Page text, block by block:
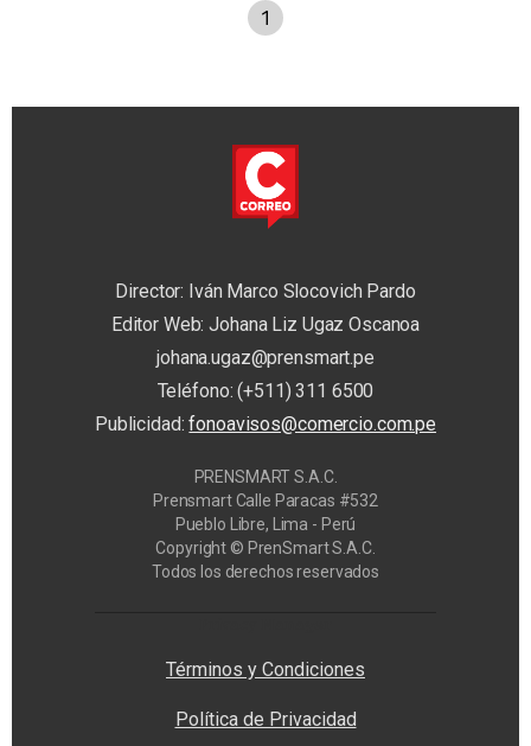
1
Director: Iván Marco Slocovich Pardo
Editor Web: Johana Liz Ugaz Oscanoa
johana.ugaz@prensmart.pe
Teléfono: (+511) 311 6500
Publicidad:fonoavisos@comercio.com.pe
PRENSMART S.A.C.
Prensmart Calle Paracas #532
Pueblo Libre, Lima - Perú
Copyright © PrenSmart S.A.C.
Todos los derechos reservados
Términos y Condiciones
Política de Privacidad